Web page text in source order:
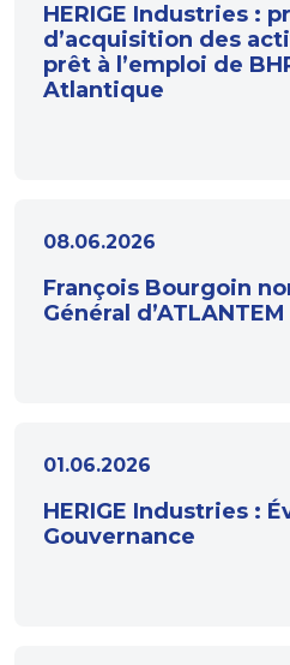
HERIGE Industries :
d’acquisition des
prêt à l’emploi de
Atlantique
08.06.2026
François Bourgoin
Général d’ATLANTEM
01.06.2026
HERIGE Industries :
Gouvernance